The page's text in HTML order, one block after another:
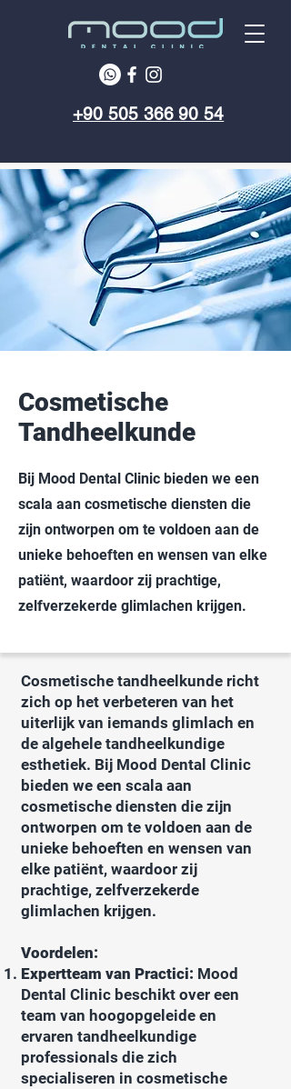
+90 505 366 90 54
Cosmetische
Tandheelkunde
Bij Mood Dental Clinic bieden we een
scala aan cosmetische diensten die
zijn ontworpen om te voldoen aan de
unieke behoeften en wensen van elke
patiënt, waardoor zij prachtige,
zelfverzekerde glimlachen krijgen.
Cosmetische tandheelkunde richt
zich op het verbeteren van het
uiterlijk van iemands glimlach en
de algehele tandheelkundige
esthetiek. Bij Mood Dental Clinic
bieden we een scala aan
cosmetische diensten die zijn
ontworpen om te voldoen aan de
unieke behoeften en wensen van
elke patiënt, waardoor zij
prachtige, zelfverzekerde
glimlachen krijgen.
Voordelen:
Expertteam van Practici: Mood
Dental Clinic beschikt over een
team van hoogopgeleide en
ervaren tandheelkundige
professionals die zich
specialiseren in cosmetische